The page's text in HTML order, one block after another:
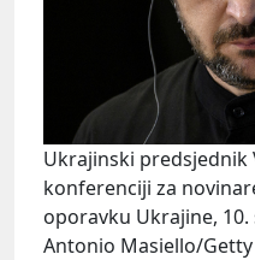
Ukrajinski predsjednik
konferenciji za
oporavku Ukrajine,
Antonio Masiello/